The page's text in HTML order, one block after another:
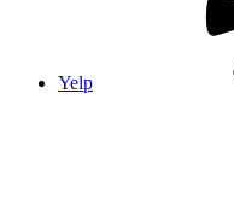
Yelp